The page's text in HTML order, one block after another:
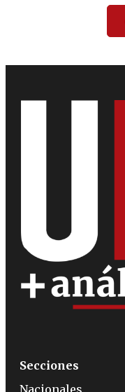
Secciones
Nacionales